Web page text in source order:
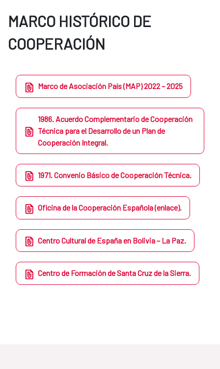
MARCO HISTÓRICO DE
COOPERACIÓN
Marco de Asociación País (MAP) 2022 – 2025
1986. Acuerdo Complementario de Cooperación
Técnica para el Desarrollo de un Plan de
Cooperación Integral.
1971. Convenio Básico de Cooperación Técnica.
Oficina de la Cooperación Española (enlace).
Centro Cultural de España en Bolivia – La Paz.
Centro de Formación de Santa Cruz de la Sierra.